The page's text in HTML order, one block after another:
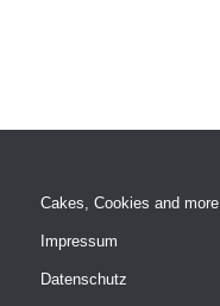
Cakes, Cookies and more
Impressum
Datenschutz